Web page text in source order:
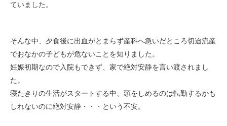
ていました。
そんな中、夕食後に出血がとまらず産科へ急いだところ切迫流産
でおなかの子どもが危ないことを知りました。
妊娠初期なので入院もできず、家で絶対安静を言い渡されまし
た。
寝たきりの生活がスタートする中、頭をしめるのは転勤するかも
しれないのに絶対安静・・・という不安。